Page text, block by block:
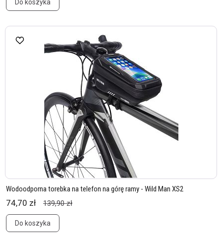
Do koszyka
Wodoodporna torebka na telefon na górę ramy - Wild Man XS2
74,70 zł 139,90 zł
Do koszyka